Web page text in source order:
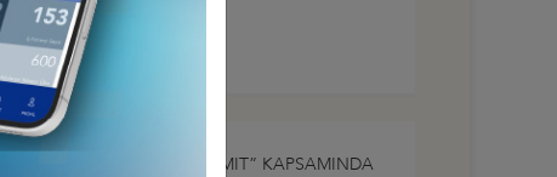
Türkiye - Fas İş Konseyi
“EU-TÜRKİYE BUSİNESS SUMMIT” KAPSAMINDA